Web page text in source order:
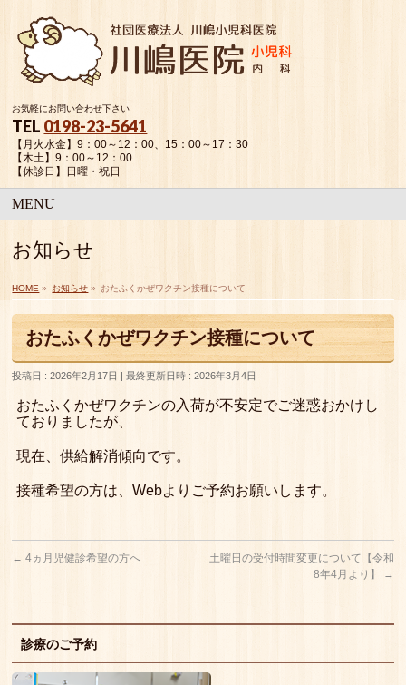
お気軽にお問い合わせ下さい
TEL 0198-23-5641
【月火水金】9：00～12：00、15：00～17：30
【木土】9：00～12：00
【休診日】日曜・祝日
MENU
お知らせ
HOME » お知らせ » おたふくかぜワクチン接種について
おたふくかぜワクチン接種について
投稿日 : 2026年2月17日 最終更新日時 : 2026年3月4日
おたふくかぜワクチンの入荷が不安定でご迷惑おかけし
ておりましたが、
現在、供給解消傾向です。
接種希望の方は、Webよりご予約お願いします。
← 4ヵ月児健診希望の方へ
土曜日の受付時間変更について【令和
8年4月より】
→
診療のご予約